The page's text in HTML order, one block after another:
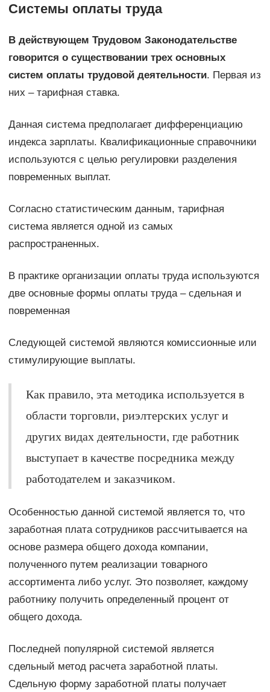
Системы оплаты труда
В действующем Трудовом Законодательстве
говорится о существовании трех основных
систем оплаты трудовой деятельности. Первая из
них – тарифная ставка.
Данная система предполагает дифференциацию
индекса зарплаты. Квалификационные справочники
используются с целью регулировки разделения
повременных выплат.
Согласно статистическим данным, тарифная
система является одной из самых
распространенных.
В практике организации оплаты труда используются
две основные формы оплаты труда – сдельная и
повременная
Следующей системой являются комиссионные или
стимулирующие выплаты.
Как правило, эта методика используется в
области торговли, риэлтерских услуг и
других видах деятельности, где работник
выступает в качестве посредника между
работодателем и заказчиком.
Особенностью данной системой является то, что
заработная плата сотрудников рассчитывается на
основе размера общего дохода компании,
полученного путем реализации товарного
ассортимента либо услуг. Это позволяет, каждому
работнику получить определенный процент от
общего дохода.
Последней популярной системой является
сдельный метод расчета заработной платы.
Сдельную форму заработной платы получает